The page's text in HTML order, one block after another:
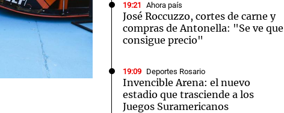
19:21 Ahora país
José Roccuzzo, cortes de carne y
compras de Antonella: "Se ve que
consigue precio"
19:09 Deportes Rosario
Invencible Arena: el nuevo
estadio que trasciende a los
Juegos Suramericanos